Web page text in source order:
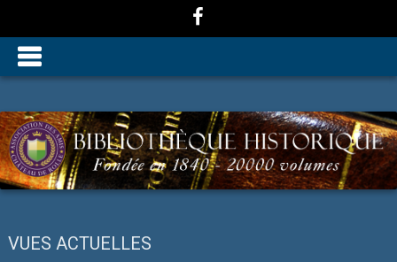
VUES ACTUELLES